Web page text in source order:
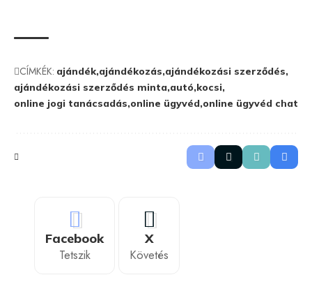
CÍMKÉK: ajándék ajándékozás ajándékozási szerződés
ajándékozási szerződés minta autó kocsi
online jogi tanácsadás online ügyvéd online ügyvéd chat
Facebook
Tetszik
X
Követés